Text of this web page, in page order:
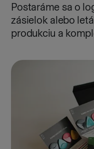
Postaráme sa o
zásielok alebo
produkciu a